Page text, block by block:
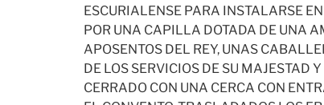
ESCURIALENSE PARA INSTALARSE
POR UNA CAPILLA DOTADA DE UNA
APOSENTOS DEL REY, UNAS
DE LOS SERVICIOS DE SU MAJESTAD
CERRADO CON UNA CERCA CON